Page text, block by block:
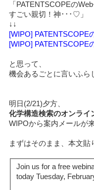
「PATENTSCOPEの
すごい親切！神･･･♡」
↓↓
[WIPO] PATENTSCOPE
[WIPO] PATENTSCOPE
と思って、
機会あるごとに言いふら
明日(2/21)夕方、
化学構造検索のオンライ
WIPOから案内メールが
まずはそのまま、本文貼
Join us for a free
today Tuesday,